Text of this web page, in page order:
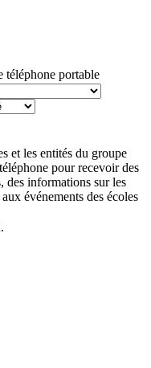
téléphone portable
et les entités du groupe
pour recevoir des
des informations sur les
événements des écoles